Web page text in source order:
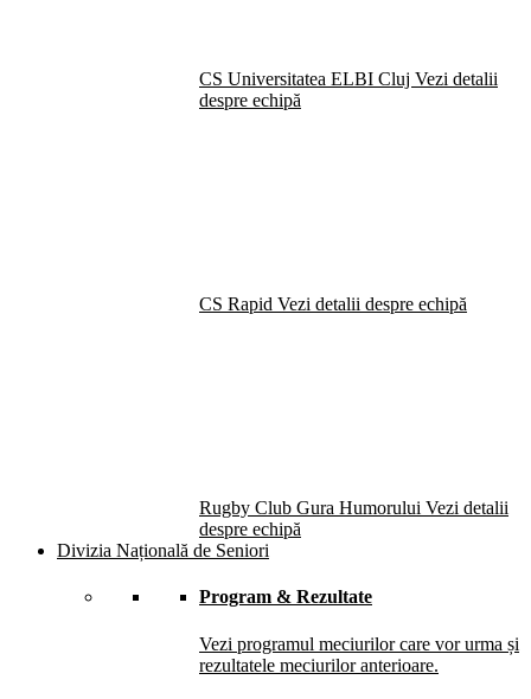
CS Universitatea ELBI Cluj Vezi detalii
despre echipă
CS Rapid Vezi detalii despre echipă
Rugby Club Gura Humorului Vezi detalii
despre echipă
Divizia Națională de Seniori
Program & Rezultate
Vezi programul meciurilor care vor urma și
rezultatele meciurilor anterioare.